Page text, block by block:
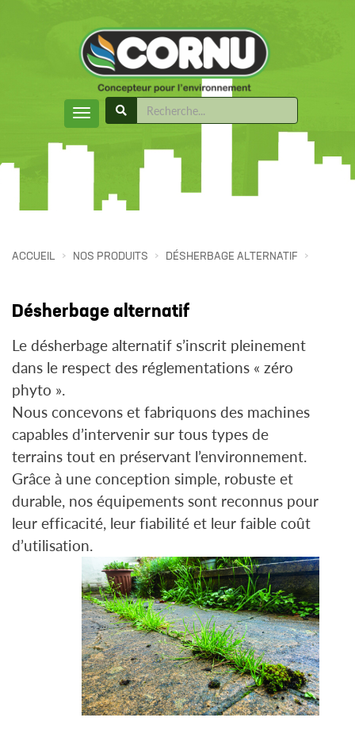
ACCUEIL NOS PRODUITS DÉSHERBAGE ALTERNATIF
Désherbage alternatif
Le désherbage alternatif s’inscrit pleinement
dans le respect des réglementations « zéro
phyto ».
Nous concevons et fabriquons des machines
capables d’intervenir sur tous types de
terrains tout en préservant l’environnement.
Grâce à une conception simple, robuste et
durable, nos équipements sont reconnus pour
leur efficacité, leur fiabilité et leur faible coût
d’utilisation.